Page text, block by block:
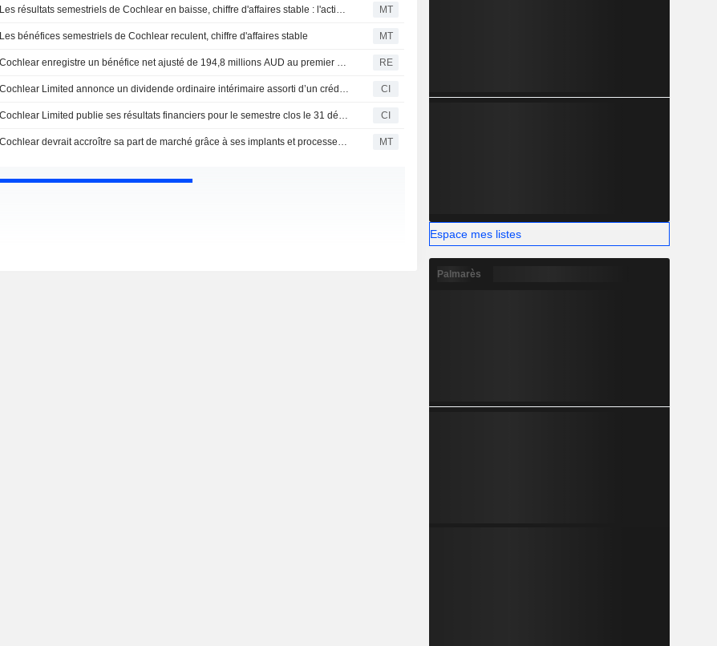
Les résultats semestriels de Cochlear en baisse, chiffre d'affaires stable : l'action atteint son plus bas niveau depuis plus de trois ans MT
Les bénéfices semestriels de Cochlear reculent, chiffre d'affaires stable MT
Cochlear enregistre un bénéfice net ajusté de 194,8 millions AUD au premier semestre RE
Cochlear Limited annonce un dividende ordinaire intérimaire assorti d’un crédit d’impôt pour le semestre clos le 31 décembre 2025, payable le 13 avril 2026 CI
Cochlear Limited publie ses résultats financiers pour le semestre clos le 31 décembre 2025 CI
Cochlear devrait accroître sa part de marché grâce à ses implants et processeurs, selon Jefferies MT
Espace mes listes
Palmarès